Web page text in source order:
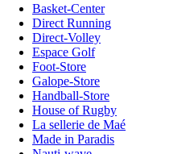
Basket-Center
Direct Running
Direct-Volley
Espace Golf
Foot-Store
Galope-Store
Handball-Store
House of Rugby
La sellerie de Maé
Made in Paradis